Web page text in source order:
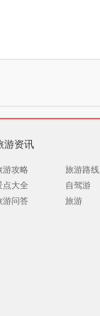
游资讯
游攻略
旅游路线
点大全
自驾游
游问答
旅游